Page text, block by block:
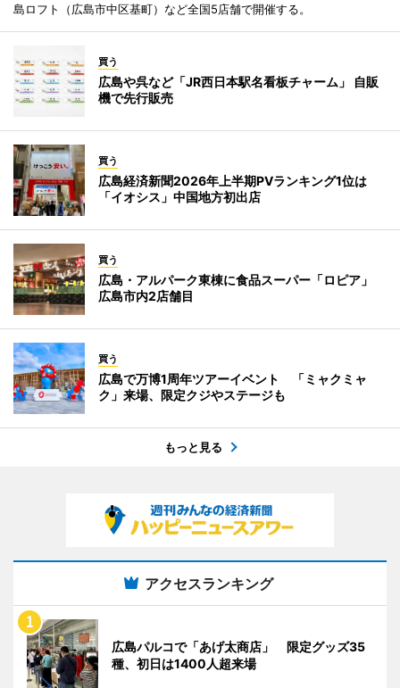
島ロフト（広島市中区基町）など全国5店舗で開催する。
買う
広島や呉など「JR西日本駅名看板チャーム」 自販
機で先行販売
買う
広島経済新聞2026年上半期PVランキング1位は
「イオシス」中国地方初出店
買う
広島・アルパーク東棟に食品スーパー「ロピア」
広島市内2店舗目
買う
広島で万博1周年ツアーイベント 「ミャクミャ
ク」来場、限定クジやステージも
もっと見る
アクセスランキング
広島パルコで「あげ太商店」 限定グッズ35
種、初日は1400人超来場